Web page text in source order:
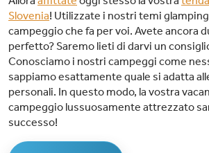
Slovenia! Utilizzate i nostri temi
campeggio che fa per voi. Avete ancora
perfetto? Saremo lieti di darvi un
Conosciamo i nostri campeggi come
sappiamo esattamente quale si adatta
personali. In questo modo, la vostra
campeggio lussuosamente attrezzato
successo!